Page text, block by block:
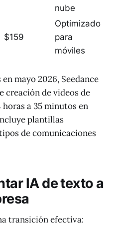
nube
$159
Optimizado
para
móviles
mayo 2026, Seedance
creación de videos de
a 35 minutos en
plantillas
de comunicaciones
IA de texto a
transición efectiva: